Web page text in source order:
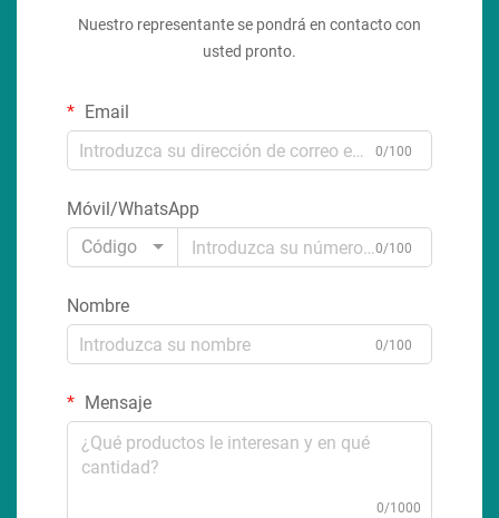
Nuestro representante se pondrá en contacto con
usted pronto.
Email
0/100
Móvil/WhatsApp
Código
0/100
Nombre
0/100
Mensaje
0/1000